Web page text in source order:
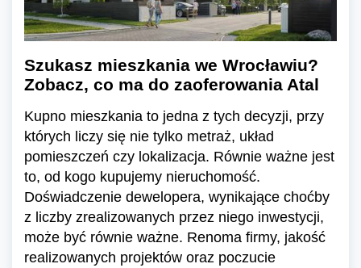
Szukasz mieszkania we Wrocławiu?
Zobacz, co ma do zaoferowania Atal
Kupno mieszkania to jedna z tych decyzji, przy
których liczy się nie tylko metraż, układ
pomieszczeń czy lokalizacja. Równie ważne jest
to, od kogo kupujemy nieruchomość.
Doświadczenie dewelopera, wynikające choćby
z liczby zrealizowanych przez niego inwestycji,
może być równie ważne. Renoma firmy, jakość
realizowanych projektów oraz poczucie